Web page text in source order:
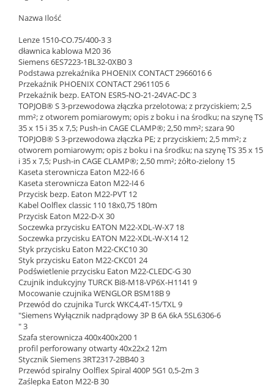
Nazwa Ilość
Lenze 1510-CO.75/400-3 3
dławnica kablowa M20 36
Siemens 6ES7223-1BL32-0XB0 3
Podstawa pzrekaźnika PHOENIX CONTACT 2966016 6
Przekaźnik PHOENIX CONTACT 2961105 6
Przekaźnik bezp. EATON ESR5-NO-21-24VAC-DC 3
TOPJOB® S 3-przewodowa złączka przelotowa; z przyciskiem; 2,5
mm²; z otworem pomiarowym; opis z boku i na środku; na szynę TS
35 x 15 i 35 x 7,5; Push-in CAGE CLAMP®; 2,50 mm²; szara 90
TOPJOB® S 3-przewodowa złączka PE; z przyciskiem; 2,5 mm²; z
otworem pomiarowym; opis z boku i na środku; na szynę TS 35 x 15
i 35 x 7,5; Push-in CAGE CLAMP®; 2,50 mm²; żółto-zielony 15
Kaseta sterownicza Eaton M22-I6 6
Kaseta sterownicza Eaton M22-I4 6
Przycisk bezp. Eaton M22-PVT 12
Kabel Oolflex classic 110 18x0,75 180m
Przycisk Eaton M22-D-X 30
Soczewka przycisku EATON M22-XDL-W-X7 18
Soczewka przycisku EATON M22-XDL-W-X14 12
Styk przycisku Eaton M22-CKC10 30
Styk przycisku Eaton M22-CKC01 24
Podświetlenie przycisku Eaton M22-CLEDC-G 30
Czujnik indukcyjny TURCK Bi8-M18-VP6X-H1141 9
Mocowanie czujnika WENGLOR BSM18B 9
Przewód do czujnika Turck WKC4,4T-15/TXL 9
"Siemens Wyłącznik nadprądowy 3P B 6A 6kA 5SL6306-6
" 3
Szafa sterownicza 400x400x200 1
profil perforowany otwarty 40x22x2 12m
Stycznik Siemens 3RT2317-2BB40 3
Przewód spiralny Oolflex Spiral 400P 5G1 0,5-2m 3
Zaślepka Eaton M22-B 30